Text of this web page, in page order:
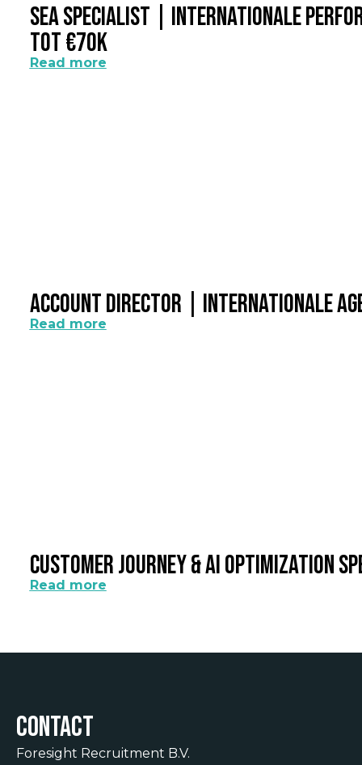
SEA Specialist | Internationale
Tot €70k
Read more
Account Director | Internationale
Read more
Customer Journey & AI Optimization
Read more
Contact
Foresight Recruitment B.V.